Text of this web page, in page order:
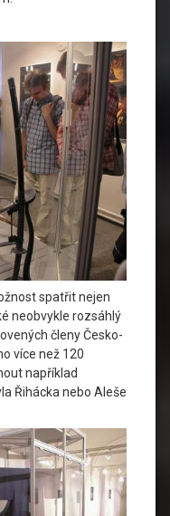
spatřit nejen
neobvykle rozsáhlý
členy Česko-
více než 120
například
Řihácka nebo Aleše